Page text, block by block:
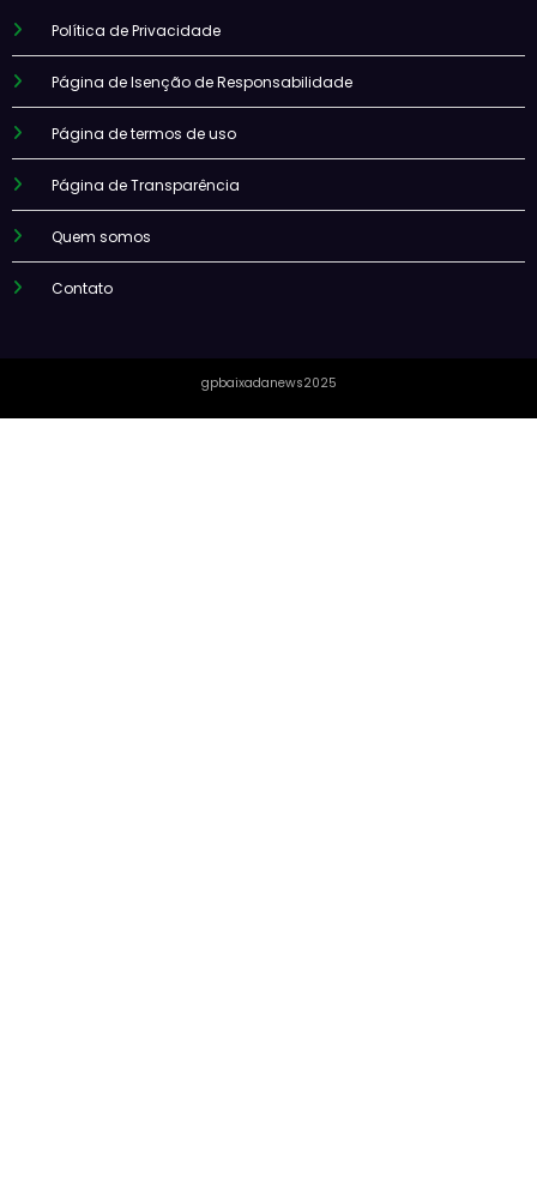
Política de Privacidade
Página de Isenção de Responsabilidade
Página de termos de uso
Página de Transparência
Quem somos
Contato
gpbaixadanews2025